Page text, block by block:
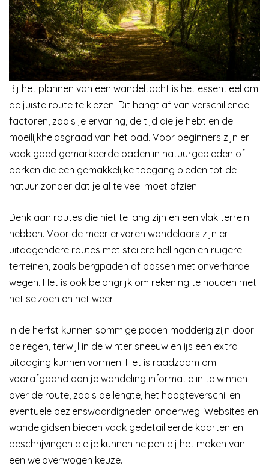
Bij het plannen van een wandeltocht is het essentieel om
de juiste route te kiezen. Dit hangt af van verschillende
factoren, zoals je ervaring, de tijd die je hebt en de
moeilijkheidsgraad van het pad. Voor beginners zijn er
vaak goed gemarkeerde paden in natuurgebieden of
parken die een gemakkelijke toegang bieden tot de
natuur zonder dat je al te veel moet afzien.
Denk aan routes die niet te lang zijn en een vlak terrein
hebben. Voor de meer ervaren wandelaars zijn er
uitdagendere routes met steilere hellingen en ruigere
terreinen, zoals bergpaden of bossen met onverharde
wegen. Het is ook belangrijk om rekening te houden met
het seizoen en het weer.
In de herfst kunnen sommige paden modderig zijn door
de regen, terwijl in de winter sneeuw en ijs een extra
uitdaging kunnen vormen. Het is raadzaam om
voorafgaand aan je wandeling informatie in te winnen
over de route, zoals de lengte, het hoogteverschil en
eventuele bezienswaardigheden onderweg. Websites en
wandelgidsen bieden vaak gedetailleerde kaarten en
beschrijvingen die je kunnen helpen bij het maken van
een weloverwogen keuze.